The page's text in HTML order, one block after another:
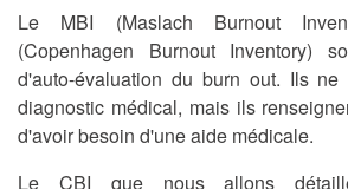
Le MBI (Maslach Burnout
(Copenhagen Burnout Inventory)
d'auto-évaluation du burn out. Ils ne
diagnostic médical, mais ils
d'avoir besoin d'une aide médicale.
Le CBI que nous allons